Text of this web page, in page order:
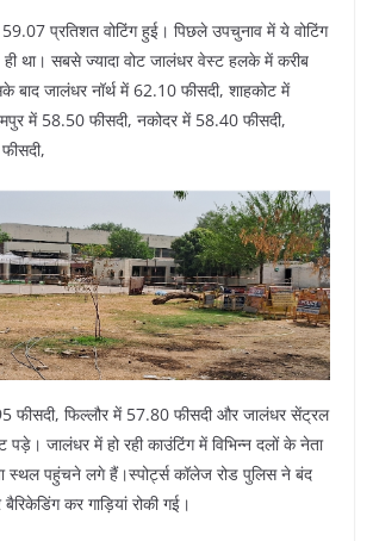
प्रतिशत वोटिंग हुई। पिछले उपचुनाव में ये वोटिंग
ही था। सबसे ज्यादा वोट जालंधर वेस्ट हलके में करीब
बाद जालंधर नॉर्थ में 62.10 फीसदी, शाहकोट में
में 58.50 फीसदी, नकोदर में 58.40 फीसदी,
फीसदी, फिल्लौर में 57.80 फीसदी और जालंधर सेंट्रल
पड़े। जालंधर में हो रही काउंटिंग में विभिन्न दलों के नेता
स्थल पहुंचने लगे हैं।स्पोर्ट्स कॉलेज रोड पुलिस ने बंद
कर गाड़ियां रोकी गई।